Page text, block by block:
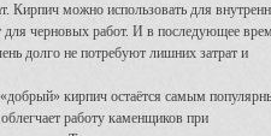
Кирпич можно использовать для
черновых работ. И в последующее
долго не потребуют лишних затрат и
кирпич остаётся самым
работу каменщиков при